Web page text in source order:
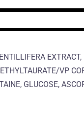
VP
GLUCOSE,